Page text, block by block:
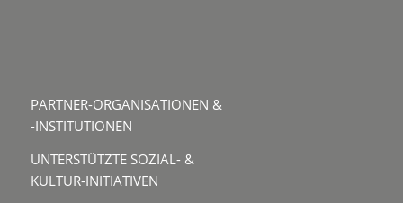
PARTNER-ORGANISATIONEN &
-INSTITUTIONEN
UNTERSTÜTZTE SOZIAL- &
KULTUR-INITIATIVEN